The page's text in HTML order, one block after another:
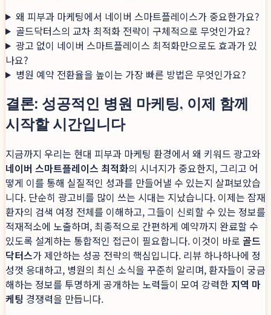
왜 피부과 마케팅에서 네이버 스마트플레이스가 중요한가요?
골드닥터스의 교차 최적화 전략이 구체적으로 무엇인가요?
광고 없이 네이버 스마트플레이스 최적화만으로도 효과가 있
나요?
병원 예약 전환율을 높이는 가장 빠른 방법은 무엇인가요?
결론: 성공적인 병원 마케팅, 이제 함께
시작할 시간입니다
지금까지 우리는 현대 피부과 마케팅 환경에서 왜 키워드 광고와
네이버 스마트플레이스 최적화의 시너지가 중요한지, 그리고 어
떻게 이를 통해 실질적인 성과를 만들어낼 수 있는지 살펴보았습
니다. 단순히 광고비를 많이 쓰는 시대는 지났습니다. 이제는 잠재
환자의 검색 여정 전체를 이해하고, 그들이 신뢰할 수 있는 정보를
적재적소에 노출하며, 최종적으로 간편하게 예약까지 완료할 수
있도록 설계하는 통합적인 접근이 필요합니다. 이것이 바로 골드
닥터스가 제안하는 성공 전략의 핵심입니다. 리뷰 하나하나에 정
성껏 응대하고, 병원의 최신 소식을 꾸준히 알리며, 환자들이 궁금
해하는 정보를 투명하게 공개하는 노력들이 모여 강력한 지역 마
케팅 경쟁력을 만듭니다.